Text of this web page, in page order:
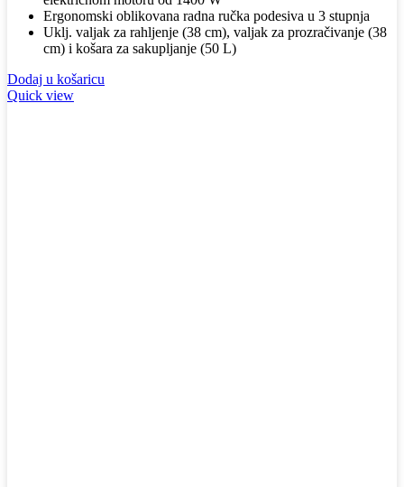
Ergonomski oblikovana radna ručka podesiva u 3 stupnja
Uklj. valjak za rahljenje (38 cm), valjak za prozračivanje (38
cm) i košara za sakupljanje (50 L)
Dodaj u košaricu
Quick view